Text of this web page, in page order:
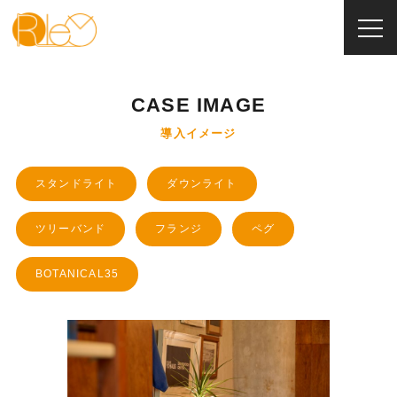
RIeV> BOTANICAL35
CASE IMAGE
導入イメージ
スタンドライト ダウンライト
ツリーバンド フランジ ペグ
BOTANICAL35